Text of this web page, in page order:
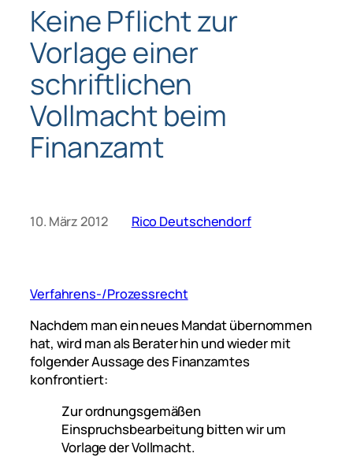
Keine Pflicht zur
Vorlage einer
schriftlichen
Vollmacht beim
Finanzamt
10. März 2012 Rico Deutschendorf
Verfahrens-/Prozessrecht
Nachdem man ein neues Mandat übernommen
hat, wird man als Berater hin und wieder mit
folgender Aussage des Finanzamtes
konfrontiert:
Zur ordnungsgemäßen
Einspruchsbearbeitung bitten wir um
Vorlage der Vollmacht.